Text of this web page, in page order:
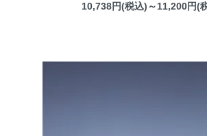
10,738円(税込)～11,200円(